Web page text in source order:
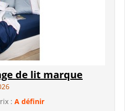
de lit marque
: A définir